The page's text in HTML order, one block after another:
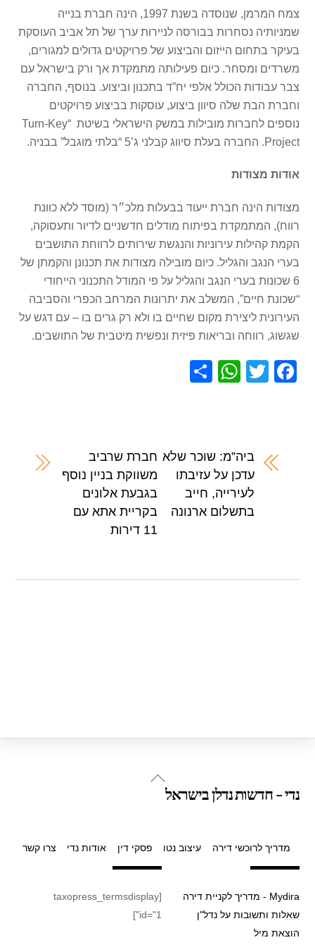
צמח המרמן, שנוסדה בשנת 1997, הינה חברת בנייה
שמניותיה נסחרות בבורסה לניירות ערך של תל אביב העוסקת
בעיקר בתחום הייזום והביצוע של פרויקטים גדולים למגורים,
משרדים ומסחר. כיום פעילותה מתמקדת אך ורק בישראל עם
צבר עבודות הכולל אלפי יח”ד בתכנון וביצוע. בנוסף, החברה
וחברת הבת שלה סיוון ביצוע, עוסקות בביצוע פרויקטים
נוספים לחברות מובילות במשק הישראלי בשיטת “Turn-Key
Project. החברה בעלת סיווג קבלני ג’5 “בלתי מוגבל” בבניה.
אודות מצודות
מצודות הינה חברת ייעוד בבעלות מלכ״ר (מוסד ללא כוונת
רווח), המתמקדת בפיתוח מודלים חדשניים לדיור ותעסוקה,
הקמת קהילות עירוניות והנגשת שירותים לרווחת התושבים
בערי הנגב והגליל. כיום מובילה מצודות את תכנונן והקמתן של
6 שכונות בערי הנגב והגליל על פי המודל התכנוני הייחודי
“שכונת חיים”, המשלב את יתרונות המרחב הכפרי והסביבה
העירונית ליצירת מקום שחיים בו ולא רק גרים בו – עם דגש על
שגשוג, רווחה ובריאות פיזית ונפשית מיטבית של התושבים.
F
b
T
W
A
p
p
ביה”מ: שוכר שלא
עדכן על עזיבתו
לעירייה, חייב
בתשלום ארנונה
חברת שרביב
משווקת בניין נוסף
בגבעת אלונים
בקריית אתא עם
11 דירות
Back
נדי - חדשות נדלן בישראל
מדריך לרוכשי דירה עיצוב נטו פסקי דין אודות נדי צרו קשר
Mydira - מדריך לקניית דירה
שאלות ותשובות על נדל"ן
הוצאת מיל
[taxopress_termsdisplay
id="1"]